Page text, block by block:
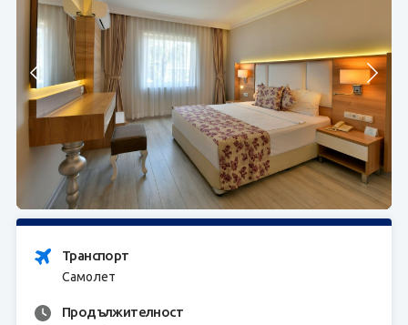
Визи
Контакти
За нас
ЗАПИТВАНЕ
Транспорт
Самолет
Продължителност